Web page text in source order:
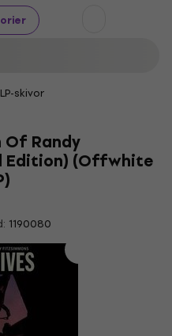
skivor
Of Randy
Edition) (Offwhite
1190080